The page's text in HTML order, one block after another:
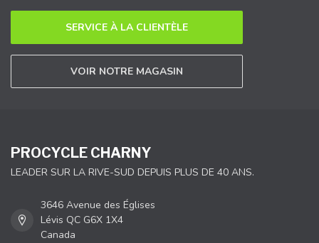
SERVICE À LA CLIENTÈLE
VOIR NOTRE MAGASIN
PROCYCLE CHARNY
LEADER SUR LA RIVE-SUD DEPUIS PLUS DE 40 ANS.
3646 Avenue des Églises
Lévis QC G6X 1X4
Canada